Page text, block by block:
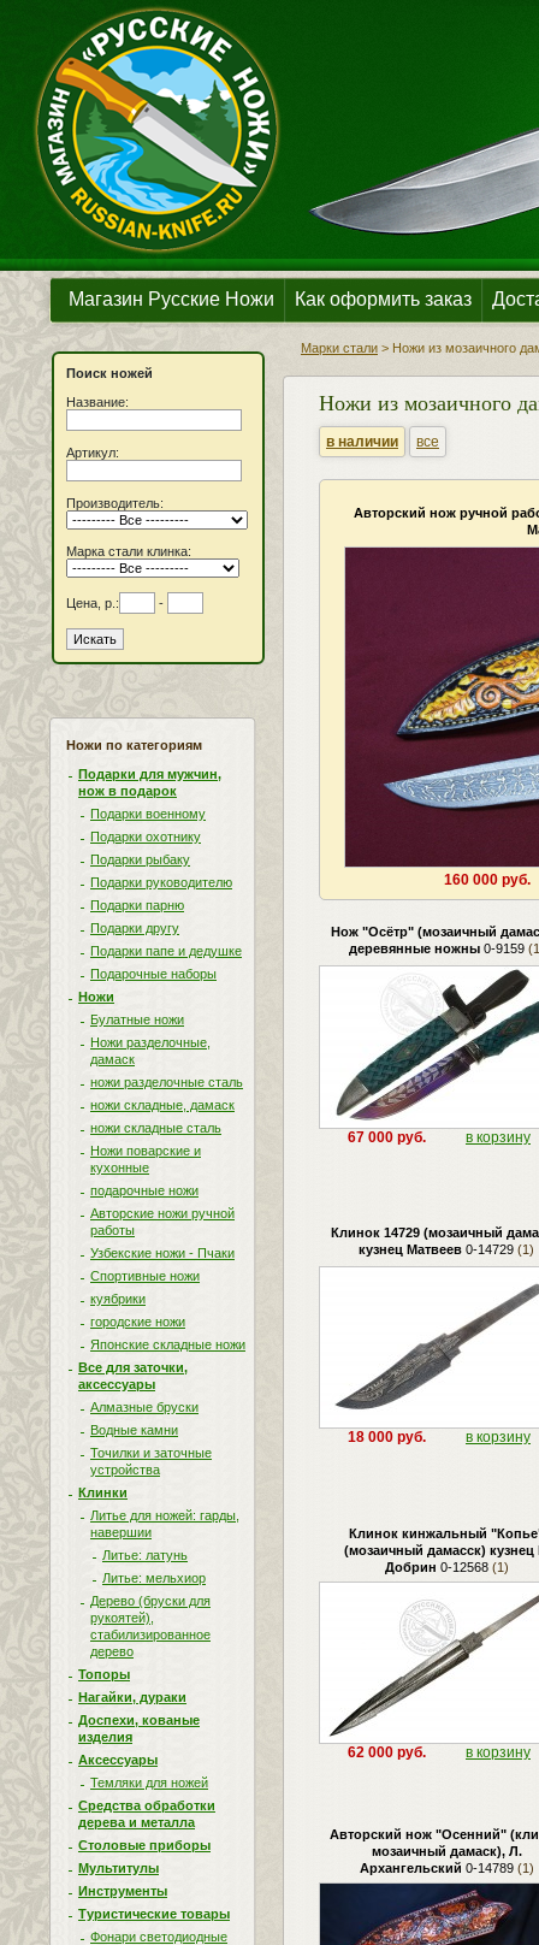
Магазин Русские Ножи Как оформить заказ
Поиск ножей
Название:
Артикул:
Производитель:
Марка стали клинка:
Цена, р.: -
Ножи по категориям
Подарки для мужчин,
нож в подарок
Подарки военному
Подарки охотнику
Подарки рыбаку
Подарки руководителю
Подарки парню
Подарки другу
Подарки папе и дедушке
Подарочные наборы
Ножи
Булатные ножи
Ножи разделочные,
дамаск
ножи разделочные сталь
ножи складные, дамаск
ножи складные сталь
Ножи поварские и
кухонные
подарочные ножи
Авторские ножи ручной
работы
Узбекские ножи - Пчаки
Спортивные ножи
куябрики
городские ножи
Японские складные ножи
Все для заточки,
аксессуары
Алмазные бруски
Водные камни
Точилки и заточные
устройства
Клинки
Литье для ножей: гарды,
навершии
Литье: латунь
Литье: мельхиор
Дерево (бруски для
рукоятей),
стабилизированное
дерево
Топоры
Нагайки, дураки
Доспехи, кованые
изделия
Аксессуары
Темляки для ножей
Средства обработки
дерева и металла
Столовые приборы
Мультитулы
Инструменты
Туристические товары
Фонари светодиодные
Марки стали > Ножи из мозаичного
Ножи из мозаичного
в наличии все
Авторский нож ручной
160 000 руб.
Нож "Осётр" (мозаичный
деревянные ножны0-9159
67 000 руб. в корзину
Клинок 14729 (мозаичный
кузнец Матвеев 0-14729 (1)
18 000 руб. в корзину
Клинок кинжальный
(мозаичный дамасск) кузнец
Добрин 0-12568(1)
62 000 руб. в корзину
Авторский нож "Осенний"
мозаичный дамаск), Л.
Архангельский 0-14789(1)